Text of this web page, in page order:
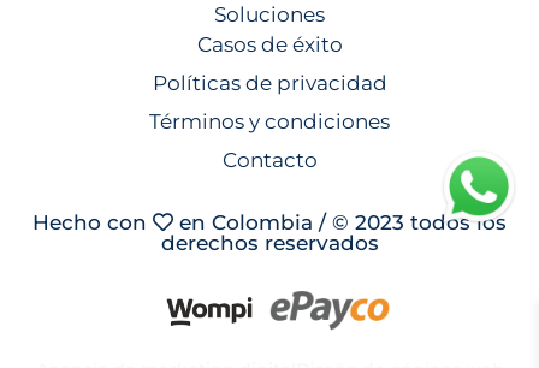
Soluciones
Casos de éxito
Políticas de privacidad
Términos y condiciones
Contacto
Hecho con
en Colombia / © 2023 todos los
derechos reservados